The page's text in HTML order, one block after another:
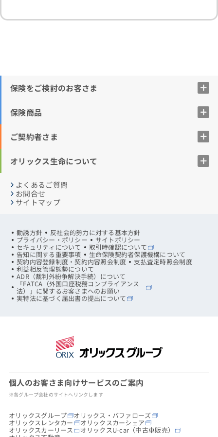
保険をご検討のお客さま
保険商品
ご契約者さま
オリックス生命について
よくあるご質問
お問合せ
サイトマップ
勧誘方針 反社会的勢力に対する基本方針
プライバシー・ポリシー サイトポリシー
セキュリティについて 取引時確認について
告知に関する重要事項 生命保険契約者保護機構について
契約内容登録制度・契約内容照会制度 支払査定時照会制度
利益相反管理態勢について
ADR（裁判外紛争解決手続）について
「FATCA（外国口座税務コンプライアンス
法）」に関するお客さまへのお願い
実特法に基づく届出書の提出について
個人のお客さま向けサービスのご案内
※各グループ会社のサイトへリンクします
オリックスグループ オリックス・バファローズ
オリックスレンタカー オリックスカーシェア
オリックスカーリース オリックスU-car（中古車販売）